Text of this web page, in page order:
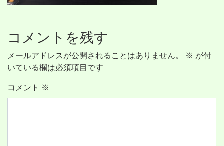
コメントを残す
メールアドレスが公開されることはありません。 ※ が付
いている欄は必須項目です
コメント ※